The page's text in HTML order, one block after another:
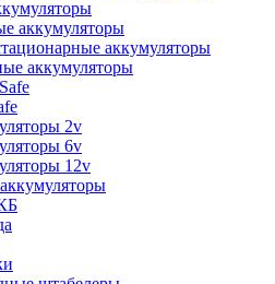
аккумуляторы
аккумуляторы
аккумуляторы
2v
6v
12v